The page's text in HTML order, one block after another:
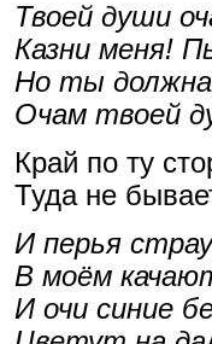
Твоей души
Казни меня!
Но ты должна
Очам твоей
Край по ту
Туда не
И перья
В моём
И очи синие